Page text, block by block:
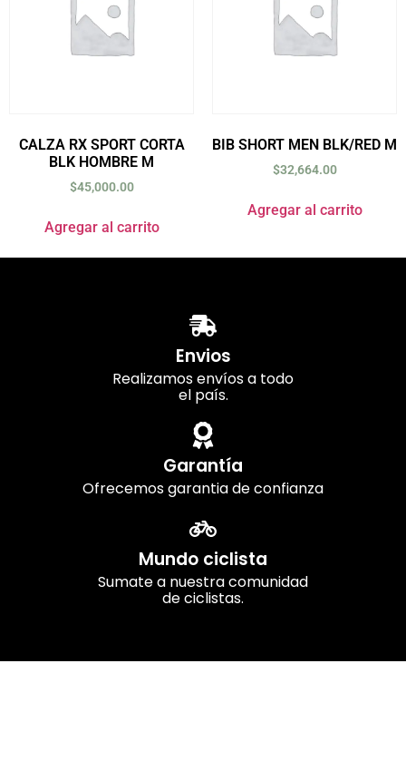
CALZA RX SPORT CORTA
BLK HOMBRE M
$45,000.00
Agregar al carrito
BIB SHORT MEN BLK/RED M
$32,664.00
Agregar al carrito
Envios
Realizamos envíos a todo
el país.
Garantía
Ofrecemos garantia de confianza
Mundo ciclista
Sumate a nuestra comunidad
de ciclistas.